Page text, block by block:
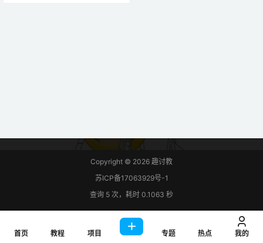
Copyright © 2026 趣讨教
苏ICP备17063929号-1
查询 5 次，耗时 0.1063 秒
首页 教程 项目 专题 热点 我的